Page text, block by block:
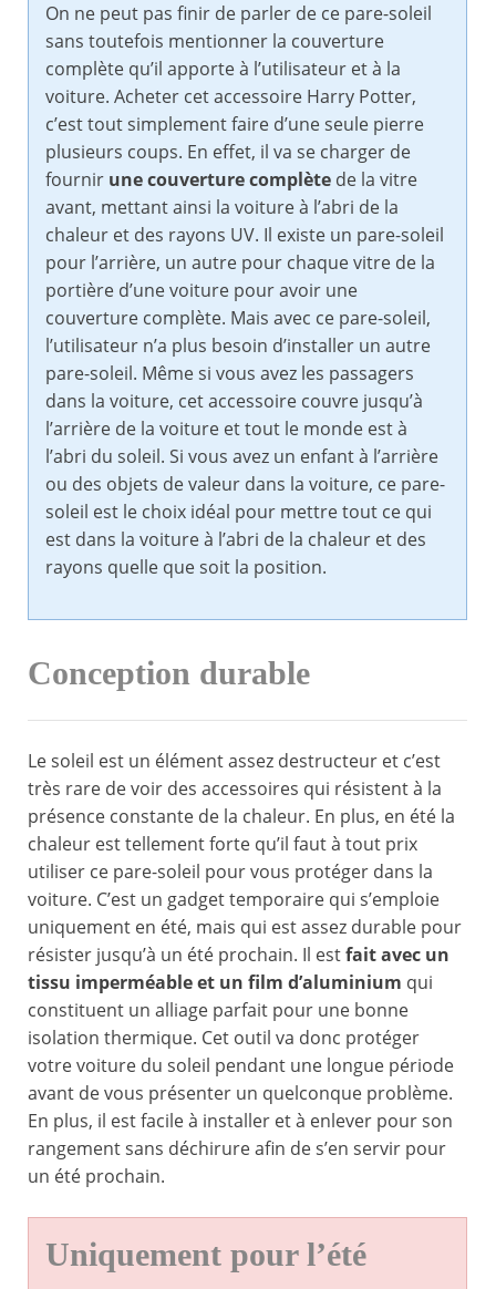
On ne peut pas finir de parler de ce pare-soleil
sans toutefois mentionner la couverture
complète qu’il apporte à l’utilisateur et à la
voiture. Acheter cet accessoire Harry Potter,
c’est tout simplement faire d’une seule pierre
plusieurs coups. En effet, il va se charger de
fournir une couverture complète de la vitre
avant, mettant ainsi la voiture à l’abri de la
chaleur et des rayons UV. Il existe un pare-soleil
pour l’arrière, un autre pour chaque vitre de la
portière d’une voiture pour avoir une
couverture complète. Mais avec ce pare-soleil,
l’utilisateur n’a plus besoin d’installer un autre
pare-soleil. Même si vous avez les passagers
dans la voiture, cet accessoire couvre jusqu’à
l’arrière de la voiture et tout le monde est à
l’abri du soleil. Si vous avez un enfant à l’arrière
ou des objets de valeur dans la voiture, ce pare-
soleil est le choix idéal pour mettre tout ce qui
est dans la voiture à l’abri de la chaleur et des
rayons quelle que soit la position.
Conception durable
Le soleil est un élément assez destructeur et c’est
très rare de voir des accessoires qui résistent à la
présence constante de la chaleur. En plus, en été la
chaleur est tellement forte qu’il faut à tout prix
utiliser ce pare-soleil pour vous protéger dans la
voiture. C’est un gadget temporaire qui s’emploie
uniquement en été, mais qui est assez durable pour
résister jusqu’à un été prochain. Il estfait avec un
tissu imperméable et un film d’aluminium qui
constituent un alliage parfait pour une bonne
isolation thermique. Cet outil va donc protéger
votre voiture du soleil pendant une longue période
avant de vous présenter un quelconque problème.
En plus, il est facile à installer et à enlever pour son
rangement sans déchirure afin de s’en servir pour
un été prochain.
Uniquement pour l’été